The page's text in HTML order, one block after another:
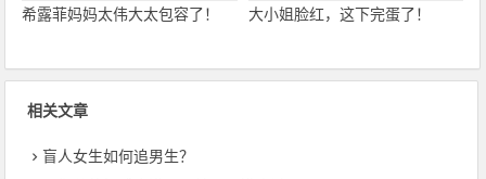
希露菲妈妈太伟大太包容了！ 大小姐脸红，这下完蛋了！
相关文章
盲人女生如何追男生？